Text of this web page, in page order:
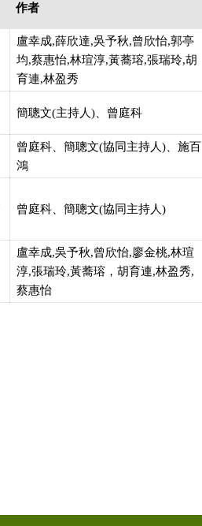
作者
盧幸成,薛欣達,吳予秋,曾欣怡,郭亭
均,蔡惠怡,林瑄淳,黃蕎瑢,張瑞玲,胡
育連,林盈秀
簡聰文(主持人)、曾庭科
曾庭科、簡聰文(協同主持人)、施百
鴻
曾庭科、簡聰文(協同主持人)
盧幸成,吳予秋,曾欣怡,廖金桃,林瑄
淳,張瑞玲,黃蕎瑢，胡育連,林盈秀,
蔡惠怡